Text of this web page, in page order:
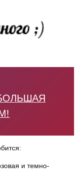
и темно-